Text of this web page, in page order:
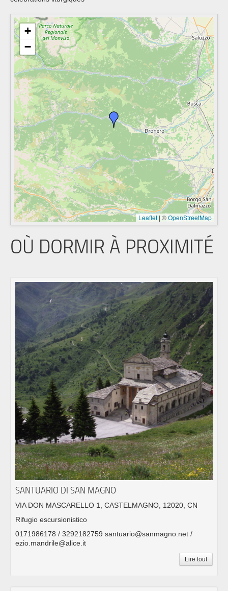
+
−
Leaflet | ©OpenStreetMap
OÙ DORMIR À PROXIMITÉ
SANTUARIO DI SAN MAGNO
VIA DON MASCARELLO 1, CASTELMAGNO, 12020, CN
Rifugio escursionistico
0171986178 / 3292182759 santuario@sanmagno.net /
ezio.mandrile@alice.it
Lire tout